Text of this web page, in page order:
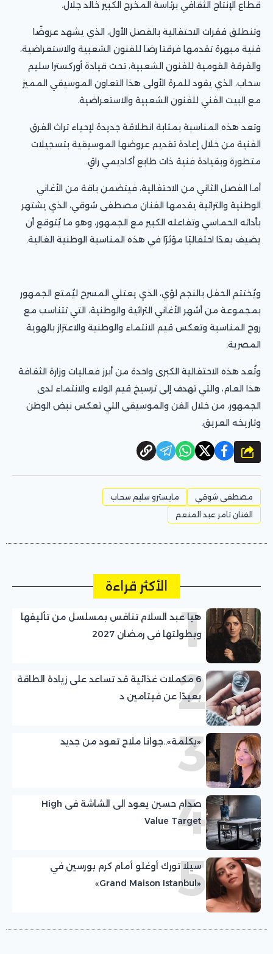
قطاع الإنتاج الثقافي برئاسة المخرج الكبير خالد جلال.
وتنطلق فقرات الاحتفالية بالفصل الأول، الذي يشهد عروضًا
فنية مبهرة تقدمها فرقتا رضا للفنون الشعبية والاستعراضية،
والفرقة القومية للفنون الشعبية، تحت قيادة أوركسترا سليم
سحاب، الذي يقود للمرة الأولى هذا التعاون الموسيقي المميز
مع البيت الفني للفنون الشعبية والاستعراضية.
وتعد هذه المناسبة بمثابة انطلاقة جديدة لإحياء تراث الفرق
الفنية من خلال إعادة تقديم عروضها الموسيقية بتسجيلات
متطورة وبقيادة فنية ذات طابع أكاديمي راقٍ.
أما الفصل الثاني من الاحتفالية، فيتضمن باقة من الأغاني
الوطنية والتراثية يقدمها الفنان مصطفى شوقي، الذي يشتهر
بأدائه الحماسي وتفاعله الكبير مع الجمهور، وهو ما يُتوقع أن
يضيف بعدًا احتفاليًا مؤثرًا في هذه المناسبة الوطنية الغالية.
ويُختتم الحفل بالنجم لؤي، الذي يعتلي المسرح ليُمتع الجمهور
بمجموعة من أشهر الأغاني التراثية والوطنية، التي تتناسب مع
روح المناسبة وتعكس قيم الانتماء والوطنية والاعتزاز بالهوية
المصرية.
وتُعد هذه الاحتفالية الكبرى واحدة من أبرز فعاليات وزارة الثقافة
هذا العام، والتي تهدف إلى ترسيخ قيم الولاء والانتماء لدى
الجمهور، من خلال الفن والموسيقى التي تعكس نبض الوطن
وتاريخه العريق.
شارك
مصطفى شوقي
مايسترو سليم سحاب
الفنان تامر عبد المنعم
الأكثر قراءة
1
هيا عبد السلام تنافس بمسلسل من تأليفها
وبطولتها في رمضان 2027
26 مكملات غذائية قد تساعد على زيادة الطاقة
بعيدًا عن فيتامين د
3
«بكلمة»..جوانا ملاح تعود من جديد
4
صدام حسين يعود الى الشاشة فى High
Value Target
5
سيلا تورك أوغلو أمام كرم بورسين في
«Grand Maison Istanbul»